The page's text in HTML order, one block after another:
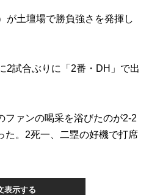
土壇場で勝負強さを発揮し
試合ぶりに「2番・DH」で出
ァンの喝采を浴びたのが2-2
た。2死一、二塁の好機で打席
表示する